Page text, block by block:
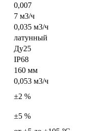
0,007
7 м3/ч
0,035 м3/ч
латунный
Ду25
IP68
160 мм
0,053 м3/ч
±2 %
±5 %